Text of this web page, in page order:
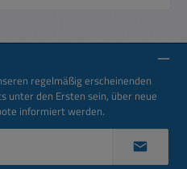
regelmäßig erscheinenden
unter den Ersten sein, über neue
informiert werden.